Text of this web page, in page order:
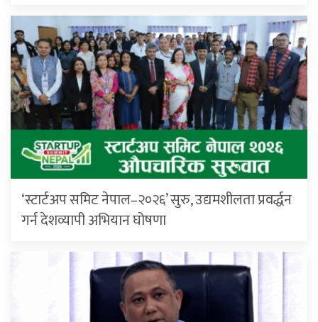
‘स्टार्टअप समिट नेपाल–२०२६’ सुरु, उद्यमशीलता प्रवर्द्धन
गर्न देशव्यापी अभियान घोषणा